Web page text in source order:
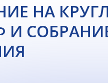
НА
И